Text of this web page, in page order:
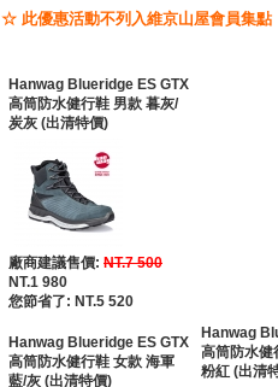
☆ 此優惠活動不列入維京山屋會員集點
Hanwag Blueridge ES GTX
高筒防水健行鞋 男款 暮灰/
炭灰 (出清特價)
廠商建議售價: NT.7 500
NT.1 980
您節省了: NT.5 520
Hanwag Blueridge ES GTX
高筒防水健行鞋 女款 海軍
藍/灰 (出清特價)
Hanwag
高筒防水健
粉紅 (出清